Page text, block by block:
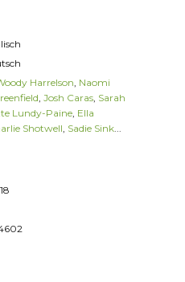
Harrelson, Naomi
, Josh Caras, Sarah
Lundy-Paine, Ella
Shotwell, Sadie Sink...